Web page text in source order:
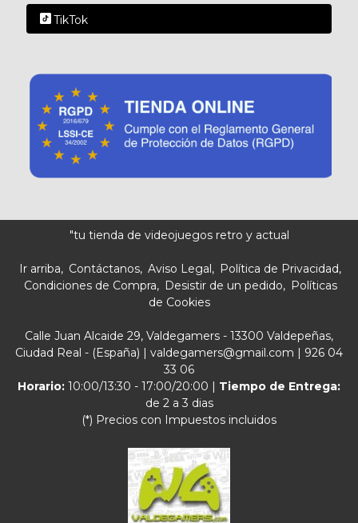
TikTok
"tu tienda de videojuegos retro y actual
Ir arriba Contáctanos Aviso Legal
Política de Privacidad
Condiciones de Compra
Desistir de un pedido
Políticas
de Cookies
Calle Juan Alcaide 29, Valdegamers - 13300 Valdepeñas,
Ciudad Real - (España) | valdegamers@gmail.com | 926 04
33 06
Horario: 10:00/13:30 - 17:00/20:00 | Tiempo de Entrega:
de 2 a 3 dias
(*) Precios con Impuestos incluidos